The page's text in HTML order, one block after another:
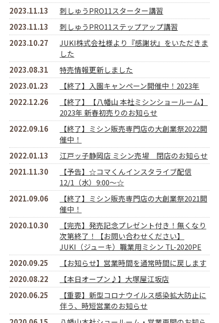
2023.11.13
刺しゅうPRO11スターター講習
2023.11.13
刺しゅうPRO11ステップアップ講習
2023.10.27
JUKI株式会社様より『感謝状』をいただきま
した
2023.08.31
特売情報更新しました
2023.01.23
【終了】入園キャンペーン開催中！2023年
2022.12.26
【終了】【八幡山 本社ミシンショールーム】
2023年 新春初売りのお知らせ
2022.09.16
【終了】ミシン販売専門店の大創業祭2022開
催中！
2022.01.13
江戸ッ子静岡店 ミシン売場 閉店のお知らせ
2021.11.30
【予告】☆コマくんインスタライブ配信
12/1（水）9:00～☆
2021.09.06
【終了】ミシン販売専門店の大創業祭2021開
催中！
2020.10.30
【完売】発売記念プレゼント付き！無くなり
次第終了！【お問い合わせください】
JUKI（ジューキ）職業用ミシン TL-2020PE
2020.09.25
【お知らせ】営業時間を通常時間に戻します
2020.08.22
【本日オープン♪】大塚屋江坂店
2020.06.25
【重要】新型コロナウイルス感染拡大防止に
伴う、時短営業のお知らせ